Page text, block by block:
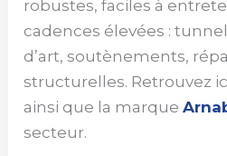
robustes, faciles à
cadences élevées :
d’art, soutènements,
structurelles. Retrouvez
ainsi que la marque
secteur.